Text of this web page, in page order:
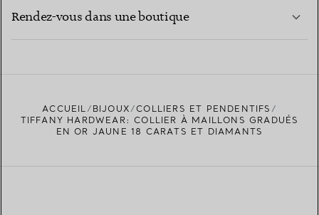
Rendez-vous dans une boutique
TROUVEZ LA BOUTIQUE LA PLUS PROCHE
ACCUEIL BIJOUX
COLLIERS ET PENDENTIFS
TIFFANY HARDWEAR: COLLIER À MAILLONS GRADUÉS
EN OR JAUNE 18 CARATS ET DIAMANTS